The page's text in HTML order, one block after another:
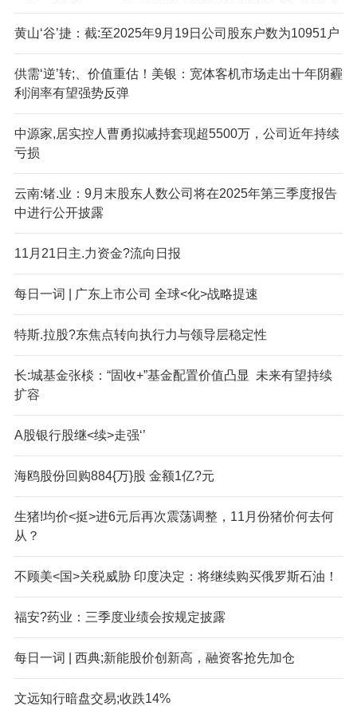
黄山‘谷’捷：截:至2025年9月19日公司股东户数为10951户
供需‘逆’转;、价值重估！美银：宽体客机市场走出十年阴霾
利润率有望强势反弹
中源家,居实控人曹勇拟减持套现超5500万，公司近年持续
亏损
云南:锗.业：9月末股东人数公司将在2025年第三季度报告
中进行公开披露
11月21日主.力资金?流向日报
每日一词 | 广东上市公司 全球<化>战略提速
特斯.拉股?东焦点转向执行力与领导层稳定性
长:城基金张棪：“固收+”基金配置价值凸显 未来有望持续
扩容
A股银行股继<续>走强‘’
海鸥股份回购884{万}股 金额1亿?元
生猪!均价<挺>进6元后再次震荡调整，11月份猪价何去何
从？
不顾美<国>关税威胁 印度决定：将继续购买俄罗斯石油！
福安?药业：三季度业绩会按规定披露
每日一词 | 西典;新能股价创新高，融资客抢先加仓
文远知行暗盘交易;收跌14%